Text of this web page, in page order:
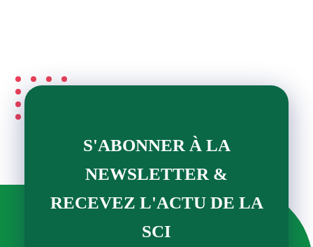
S'ABONNER À LA
NEWSLETTER &
RECEVEZ L'ACTU DE LA
SCI